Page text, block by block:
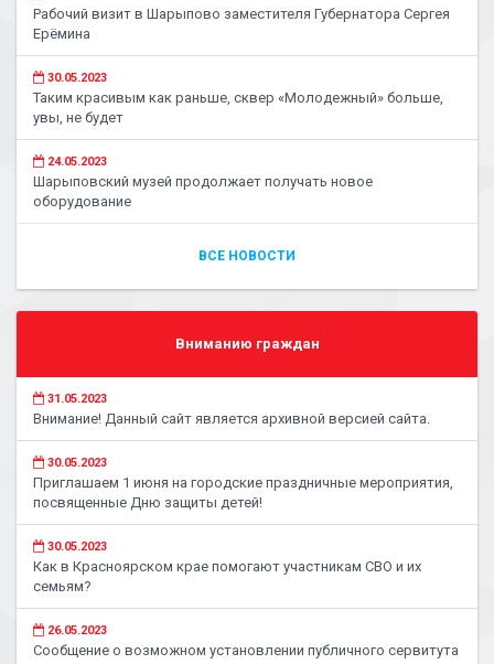
Рабочий визит в Шарыпово заместителя Губернатора Сергея
Ерёмина
30.05.2023
Таким красивым как раньше, сквер «Молодежный» больше,
увы, не будет
24.05.2023
Шарыповский музей продолжает получать новое
оборудование
ВСЕ НОВОСТИ
Вниманию граждан
31.05.2023
Внимание! Данный сайт является архивной версией сайта.
30.05.2023
Приглашаем 1 июня на городские праздничные мероприятия,
посвященные Дню защиты детей!
30.05.2023
Как в Красноярском крае помогают участникам СВО и их
семьям?
26.05.2023
Сообщение о возможном установлении публичного сервитута